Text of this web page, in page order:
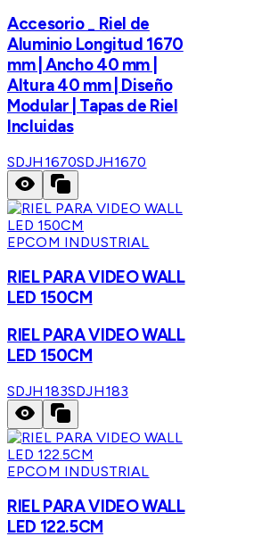
Accesorio _ Riel de
Aluminio Longitud 1670
mm | Ancho 40 mm |
Altura 40 mm | Diseño
Modular | Tapas de Riel
Incluidas
SDJH1670SDJH1670
EPCOM INDUSTRIAL
RIEL PARA VIDEO WALL
LED 150CM
RIEL PARA VIDEO WALL
LED 150CM
SDJH183SDJH183
EPCOM INDUSTRIAL
RIEL PARA VIDEO WALL
LED 122.5CM